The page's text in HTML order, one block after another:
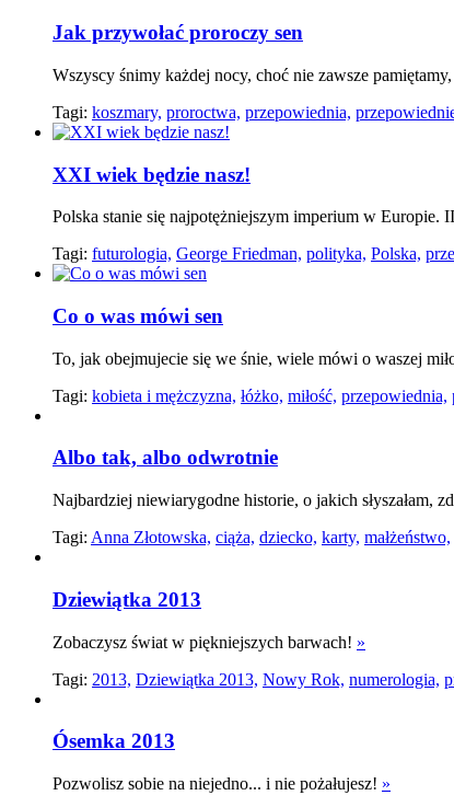
Jak przywołać proroczy sen
Wszyscy śnimy każdej nocy, choć nie zawsze
Tagi: koszmary, proroctwa, przepowiednia,
XXI wiek będzie nasz!
Polska stanie się najpotężniejszym imperium w Europie.
Tagi: futurologia, George Friedman, polityka, Polska,
Co o was mówi sen
To, jak obejmujecie się we śnie, wiele mówi o waszej
Tagi: kobieta i mężczyzna, łóżko, miłość, przepowiednia,
Albo tak, albo odwrotnie
Najbardziej niewiarygodne historie, o jakich słyszałam,
Tagi: Anna Złotowska, ciąża, dziecko, karty, małżeństwo,
Dziewiątka 2013
Zobaczysz świat w piękniejszych barwach! »
Tagi: 2013, Dziewiątka 2013, Nowy Rok, numerologia,
Ósemka 2013
Pozwolisz sobie na niejedno... i nie pożałujesz! »